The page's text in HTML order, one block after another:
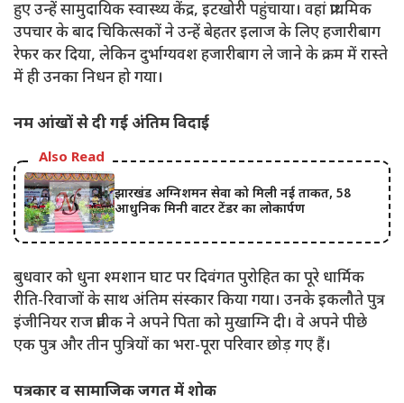
हुए उन्हें सामुदायिक स्वास्थ्य केंद्र, इटखोरी पहुंचाया। वहां प्राथमिक
उपचार के बाद चिकित्सकों ने उन्हें बेहतर इलाज के लिए हजारीबाग
रेफर कर दिया, लेकिन दुर्भाग्यवश हजारीबाग ले जाने के क्रम में रास्ते
में ही उनका निधन हो गया।
नम आंखों से दी गई अंतिम विदाई
Also Read
झारखंड अग्निशमन सेवा को मिली नई ताकत, 58
आधुनिक मिनी वाटर टेंडर का लोकार्पण
बुधवार को धुना श्मशान घाट पर दिवंगत पुरोहित का पूरे धार्मिक
रीति-रिवाजों के साथ अंतिम संस्कार किया गया। उनके इकलौते पुत्र
इंजीनियर राज प्रतीक ने अपने पिता को मुखाग्नि दी। वे अपने पीछे
एक पुत्र और तीन पुत्रियों का भरा-पूरा परिवार छोड़ गए हैं।
पत्रकार व सामाजिक जगत में शोक